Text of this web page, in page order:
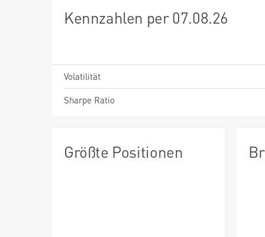
Kennzahlen per 07.08.26
Volatilität
Sharpe Ratio
Größte Positionen